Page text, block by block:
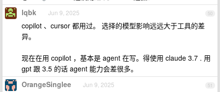
50
lqbk Jun 9, 2025
copilot 、cursor 都用过。 选择的模型影响远远大于工具的差
异。
现在在用 copilot ，基本是 agent 在写。得使用 claude 3.7 . 用
gpt 跟 3.5 的话 agent 能力会差很多。
51
OrangeSinglee Jun 9, 2025